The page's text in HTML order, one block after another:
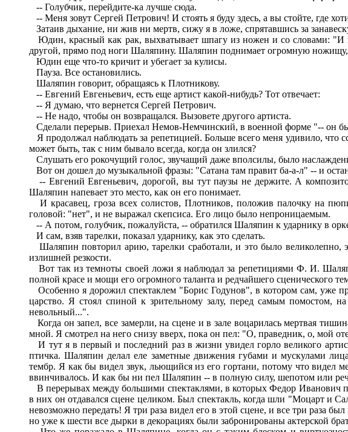
-- Голубчик, перейдите-ка лучше сюда.
-- Меня зовут Сергей Петрович! И стоять я буду здесь, а вы стойте, где
Затаив дыхание, ни жив ни мертв, сижу я в ложе, спрятавшись за
Юдин, красный как рак, выхватывает шпагу из ножен и со словами: "И
другой, прямо под ноги Шаляпину. Шаляпин поднимает огромную ножищу,
Юдин еще что-то кричит и убегает за кулисы.
Пауза. Все остановились.
Шаляпин говорит, обращаясь к Плотникову.
-- Евгений Евгеньевич, есть еще артист какой-нибудь? Тот отвечает:
-- Я думаю, что вернется Сергей Петрович.
-- Не надо, чтобы он возвращался. Вызовете другого артиста.
Сделали перерыв. Приехал Немов-Немчинский, в военной форме "-- он
Я продолжал наблюдать за репетицией. Больше всего меня удивило,
может быть, так с ним бывало всегда, когда он злился?
Слушать его рокочущий голос, звучащий даже вполсилы, было
Вот он дошел до музыкальной фразы: "Сатана там правит ба-а-л" -- и
-- Евгений Евгеньевич, дорогой, вы тут паузы не держите. А
Шаляпин напевает это место, как он его понимает.
И красавец, гроза всех солистов, Плотников, положив палочку на
головой: "нет", и не выражал скепсиса. Его лицо было непроницаемым.
-- А потом, голубчик, пожалуйста, -- обратился Шаляпин к ударнику в
И сам, взяв тарелки, показал ударнику, как это сделать.
Шаляпин повторил арию, тарелки сработали, и это было
излишней резкости.
Вот так из темноты своей ложи я наблюдал за репетициями Ф. И.
полной красе и мощи его огромного таланта и редчайшего сценического
Особенно я дорожил спектаклем "Борис Годунов", в котором сам, уже
царство. Я стоял спиной к зрительному залу, перед самым помостом,
невольный...".
Когда он запел, все замерли, на сцене и в зале воцарилась мертвая
мной. Я смотрел на него снизу вверх, пока он пел: "О, праведник, о, мой
И тут я в первый и последний раз в жизни увидел горло великого
птичка. Шаляпин делал еле заметные движения губами и мускулами
тембр. Я как бы видел звук, льющийся из его гортани, потому что видел
ввинчивалось. И как бы ни пел Шаляпин -- в полную силу, шепотом или
В перерывах между большими спектаклями, в которых Федор Иванович
в них он отдавался сцене целиком. Был спектакль, когда шли "Моцарт и
невозможно передать! Я три раза видел его в этой сцене, и все три раза
но уже к шести все дырки в декорациях были забронированы актерской